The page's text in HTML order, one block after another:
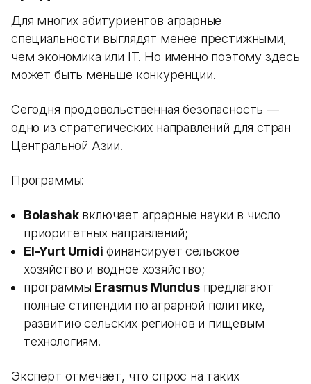
Для многих абитуриентов аграрные
специальности выглядят менее престижными,
чем экономика или IT. Но именно поэтому здесь
может быть меньше конкуренции.
Сегодня продовольственная безопасность —
одно из стратегических направлений для стран
Центральной Азии.
Программы:
Bolashakвключает аграрные науки в число
приоритетных направлений;
El-Yurt Umidi финансирует сельское
хозяйство и водное хозяйство;
программы Erasmus Mundusпредлагают
полные стипендии по аграрной политике,
развитию сельских регионов и пищевым
технологиям.
Эксперт отмечает, что спрос на таких